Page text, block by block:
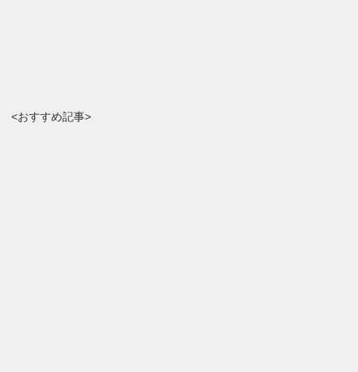
<おすすめ記事>